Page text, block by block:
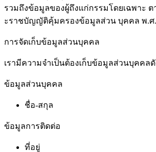
รวมถึงข้อมูลของผู้ถึงแก่กรรมโดยเฉพาะ
ะราชบัญญัติคุ้มครองข้อมูลส่วน บุคคล พ.ศ.
การจัดเก็บข้อมูลส่วนบุคคล
เรามีความจำเป็นต้องเก็บข้อมูลส่วนบุคคล
ข้อมูลส่วนบุคคล
ชื่อ-สกุล
ข้อมูลการติดต่อ
ที่อยู่